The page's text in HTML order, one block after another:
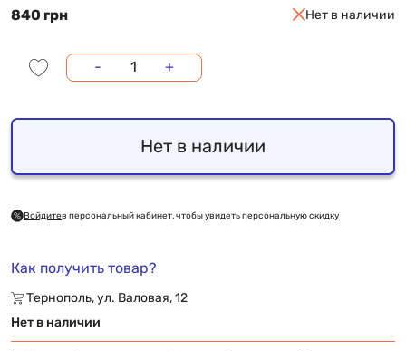
840 грн Нет в наличии
- +
Нет в наличии
Войдитев персональный кабинет, чтобы увидеть персональную скидку
Как получить товар?
Тернополь, ул. Валовая, 12
Нет в наличии